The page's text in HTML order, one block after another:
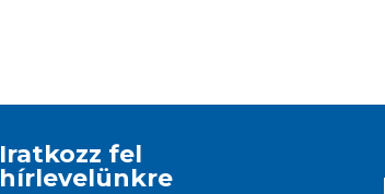
Iratkozz fel
hírlevelünkre